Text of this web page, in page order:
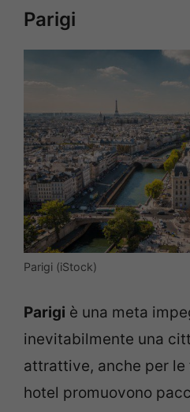
Parigi
Parigi (iStock)
Parigi è una meta
inevitabilmente una
attrattive, anche per le
hotel promuovono